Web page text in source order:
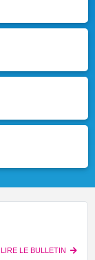
LIRE LE BULLETIN